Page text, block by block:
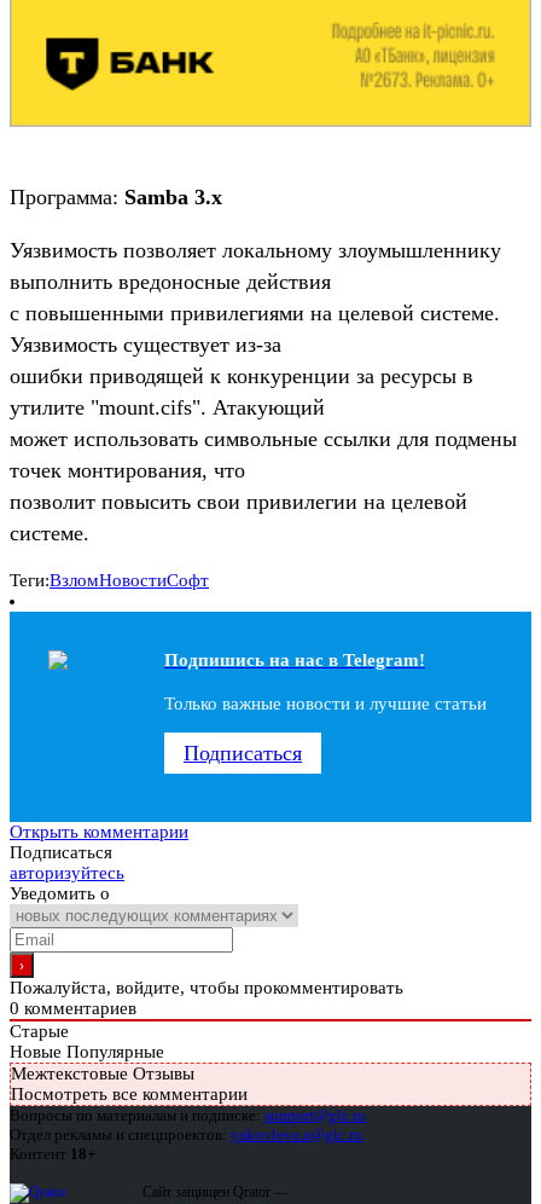
Программа: Samba 3.x
Уязвимость позволяет локальному злоумышленнику
выполнить вредоносные действия
с повышенными привилегиями на целевой системе.
Уязвимость существует из-за
ошибки приводящей к конкуренции за ресурсы в
утилите "mount.cifs". Атакующий
может использовать символьные ссылки для подмены
точек монтирования, что
позволит повысить свои привилегии на целевой
системе.
Теги:ВзломНовостиСофт
Подпишись на наc в Telegram!
Только важные новости и лучшие статьи
Подписаться
Открыть комментарии
Подписаться
авторизуйтесь
Уведомить о
Пожалуйста, войдите, чтобы прокомментировать
0 комментариев
Старые
Новые Популярные
Межтекстовые Отзывы
Посмотреть все комментарии
Вопросы по материалам и подписке: support@glc.ru
Отдел рекламы и спецпроектов: yakovleva.a@glc.ru
Контент 18+
Сайт защищен Qrator —